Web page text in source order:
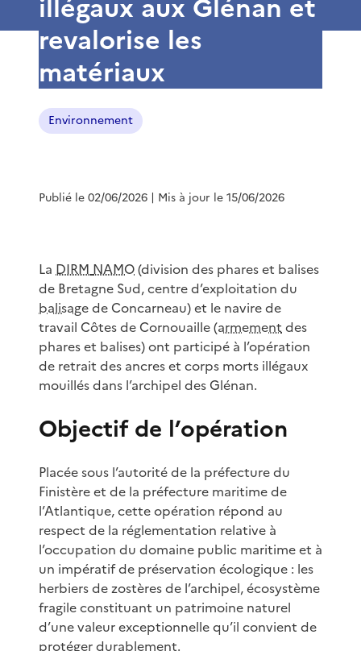
revalorise les
matériaux
Environnement
Publié le 02/06/2026 | Mis à jour le 15/06/2026
La DIRM NAMO(division des phares et balises
de Bretagne Sud, centre d’exploitation du
balisagede Concarneau) et le navire de
travail Côtes de Cornouaille (armement des
phares et balises) ont participé à l’opération
de retrait des ancres et corps morts illégaux
mouillés dans l’archipel des Glénan.
Objectif de l’opération
Placée sous l’autorité de la préfecture du
Finistère et de la préfecture maritime de
l’Atlantique, cette opération répond au
respect de la réglementation relative à
l’occupation du domaine public maritime et à
un impératif de préservation écologique : les
herbiers de zostères de l’archipel, écosystème
fragile constituant un patrimoine naturel
d’une valeur exceptionnelle qu’il convient de
protéger durablement.